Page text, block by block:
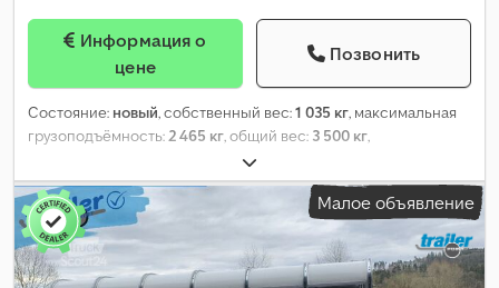
цене
Позвонить
Состояние: новый, собственный вес:1 035 кг, максимальная
грузоподъёмность:2 465 кг, общий вес: 3 500 кг,
, длина грузового отсека:
ширина пространства для загрузки:1 730 мм, высота
грузового отсека:
, объем грузового пространства:
14,38 м³, подвеска: параболическая рессорная пластина
размер шины:
, Год выпуска: 2026
Малое объявление